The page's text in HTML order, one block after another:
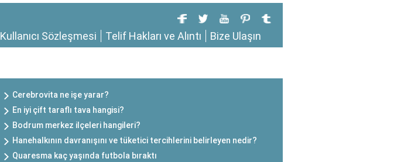
Kullanıcı Sözleşmesi Telif Hakları ve Alıntı Bize Ulaşın
Cerebrovita ne işe yarar?
En iyi çift taraflı tava hangisi?
Bodrum merkez ilçeleri hangileri?
Hanehalkının davranışını ve tüketici tercihlerini belirleyen nedir?
Quaresma kaç yaşında futbola bıraktı